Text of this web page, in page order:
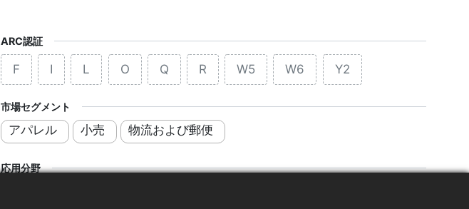
ARC認証
F I L O Q R W5 W6 Y2
市場セグメント
アパレル 小売 物流および郵便
応用分野